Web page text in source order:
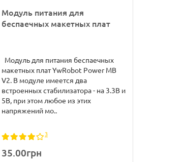
Модуль питания для
беспаечных макетных плат
Модуль для питания беспаечных
макетных плат YwRobot Power MB
V2. В модуле имеется два
встроенных стабилизатора - на 3.3В и
5В, при этом любое из этих
напряжений мо..
3
35.00грн